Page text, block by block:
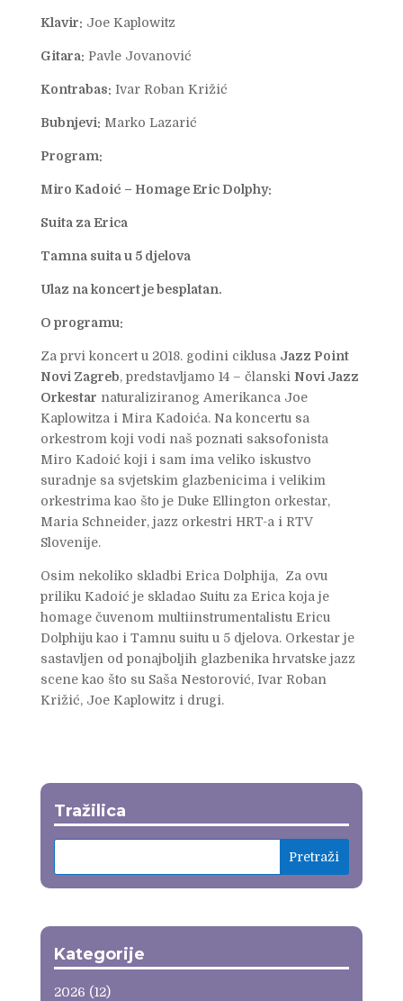
Klavir: Joe Kaplowitz
Gitara: Pavle Jovanović
Kontrabas: Ivar Roban Križić
Bubnjevi: Marko Lazarić
Program:
Miro Kadoić – Homage Eric Dolphy:
Suita za Erica
Tamna suita u 5 djelova
Ulaz na koncert je besplatan.
O programu:
Za prvi koncert u 2018. godini ciklusa Jazz Point
Novi Zagreb, predstavljamo 14 – članski Novi Jazz
Orkestar naturaliziranog Amerikanca Joe
Kaplowitza i Mira Kadoića. Na koncertu sa
orkestrom koji vodi naš poznati saksofonista
Miro Kadoić koji i sam ima veliko iskustvo
suradnje sa svjetskim glazbenicima i velikim
orkestrima kao što je Duke Ellington orkestar,
Maria Schneider, jazz orkestri HRT-a i RTV
Slovenije.
Osim nekoliko skladbi Erica Dolphija, Za ovu
priliku Kadoić je skladao Suitu za Erica koja je
homage čuvenom multiinstrumentalistu Ericu
Dolphiju kao i Tamnu suitu u 5 djelova. Orkestar je
sastavljen od ponajboljih glazbenika hrvatske jazz
scene kao što su Saša Nestorović, Ivar Roban
Križić, Joe Kaplowitz i drugi.
Tražilica
Kategorije
2026 (12)